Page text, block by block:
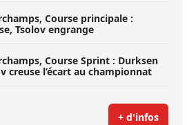
Course principale :
Tsolov engrange
Course Sprint : Durksen
creuse l’écart au championnat
+ d'infos